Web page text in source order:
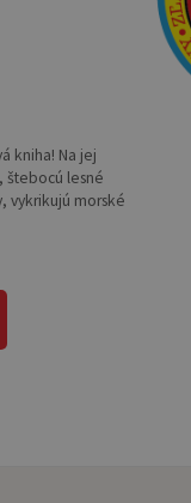
kniha! Na jej
štebocú lesné
vykrikujú morské